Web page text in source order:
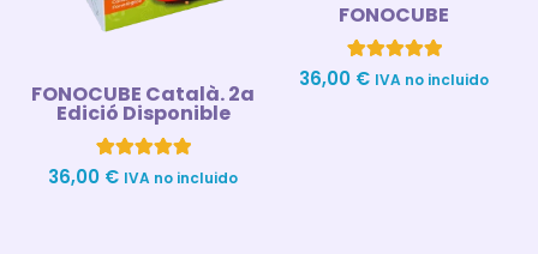
FONOCUBE Català. 2a
Edició Disponible
Valorado con
5.00
4
36,00 € IVA no incluido
FONOCUBE
Valorado con
5.00
1
36,00 € IVA no incluido